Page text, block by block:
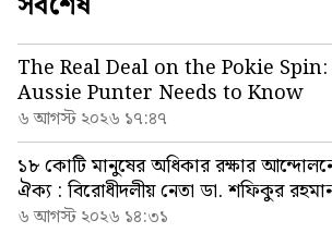
The Real Deal on the Pokie
Aussie Punter Needs to Know
৬ আগস্ট ২০২৬ ১৭:৪৭
১৮ কোটি মানুষের অধিকার রক্ষার
ঐক্য : বিরোধীদলীয় নেতা ডা. শফিকুর
৬ আগস্ট ২০২৬ ১৪:৩১